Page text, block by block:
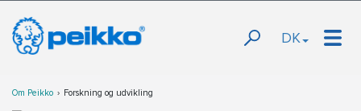
DK
Om Peikko Forskning og udvikling